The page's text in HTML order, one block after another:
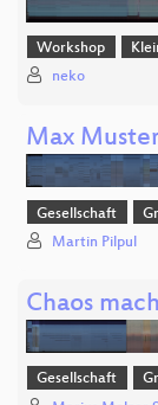
Workshop
neko
Max
Gesellschaft
Martin Pilpul
Chaos
Gesellschaft